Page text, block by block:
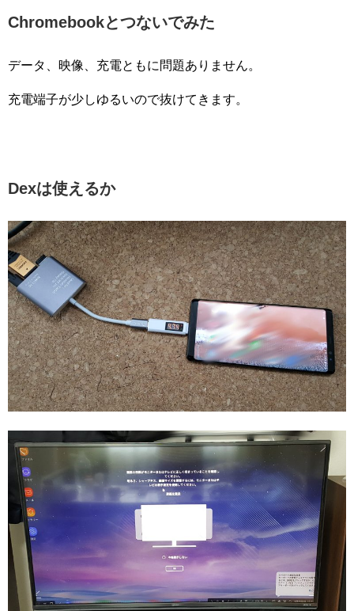
Chromebookとつないでみた
データ、映像、充電ともに問題ありません。
充電端子が少しゆるいので抜けてきます。
Dexは使えるか